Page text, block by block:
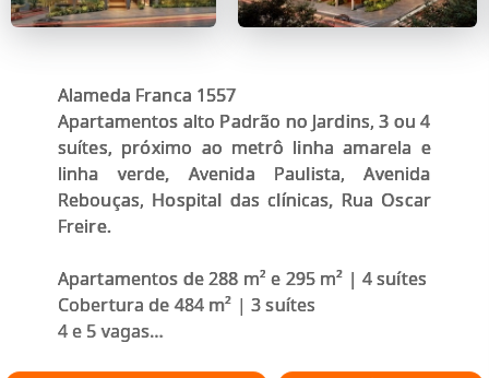
Alameda Franca 1557
Apartamentos alto Padrão no Jardins, 3 ou 4
suítes, próximo ao metrô linha amarela e
linha verde, Avenida Paulista, Avenida
Rebouças, Hospital das clínicas, Rua Oscar
Freire.
Apartamentos de 288 m² e 295 m² | 4 suítes
Cobertura de 484 m² | 3 suítes
4 e 5 vagas